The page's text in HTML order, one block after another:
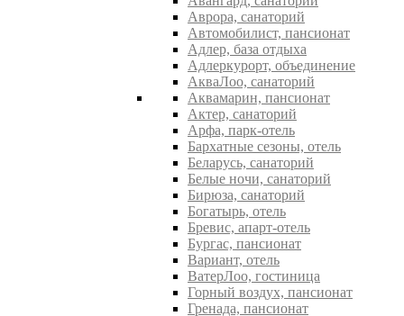
Аврора, санаторий
Автомобилист, пансионат
Адлер, база отдыха
Адлеркурорт, объединение
АкваЛоо, санаторий
Аквамарин, пансионат
Актер, санаторий
Арфа, парк-отель
Бархатные сезоны, отель
Беларусь, санаторий
Белые ночи, санаторий
Бирюза, санаторий
Богатырь, отель
Бревис, апарт-отель
Бургас, пансионат
Вариант, отель
ВатерЛоо, гостиница
Горный воздух, пансионат
Гренада, пансионат